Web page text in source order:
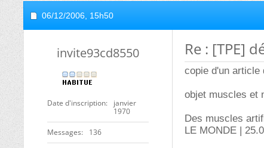
06/12/2006, 15h50
invite93cd8550
Date d'inscription
janvier
1970
Messages 136
Re : [TPE]
copie d'un article
objet muscles et
Des muscles
LE MONDE |